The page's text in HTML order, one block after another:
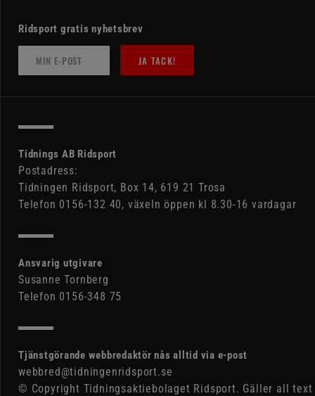
Ridsport gratis nyhetsbrev
JA TACK!
Tidnings AB Ridsport
Postadress:
Tidningen Ridsport, Box 14, 619 21 Trosa
Telefon 0156-132 40, växeln öppen kl 8.30-16 vardagar
Ansvarig utgivare
Susanne Tornberg
Telefon 0156-348 75
Tjänstgörande webbredaktör nås alltid via e-post
webbred@tidningenridsport.se
© Copyright Tidningsaktiebolaget Ridsport. Gäller all text